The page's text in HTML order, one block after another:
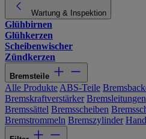
Wartung & Inspektion
Glühbirnen
Glühkerzen
Scheibenwischer
Zündkerzen
Bremsteile
Alle Produkte ABS-Teile
Bremskraftverstärker Bremsleitungen
Bremssättel Bremsscheiben
Bremstrommeln Bremszylinder